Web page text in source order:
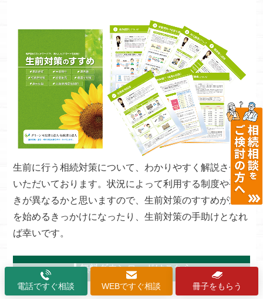
生前に行う相続対策について、わかりやすく解説させて
いただいております。状況によって利用する制度や手続
きが異なるかと思いますので、生前対策のすすめが対策
を始めるきっかけになったり、生前対策の手助けとなれ
ば幸いです。
無料ダウンロードはこちら
電話ですぐ相談 WEBですぐ相談 冊子をもらう